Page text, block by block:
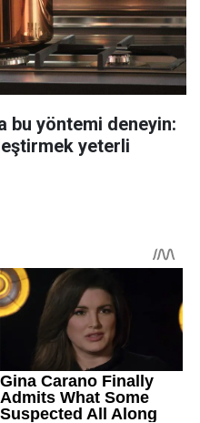
bu yöntemi deneyin:
yeterli